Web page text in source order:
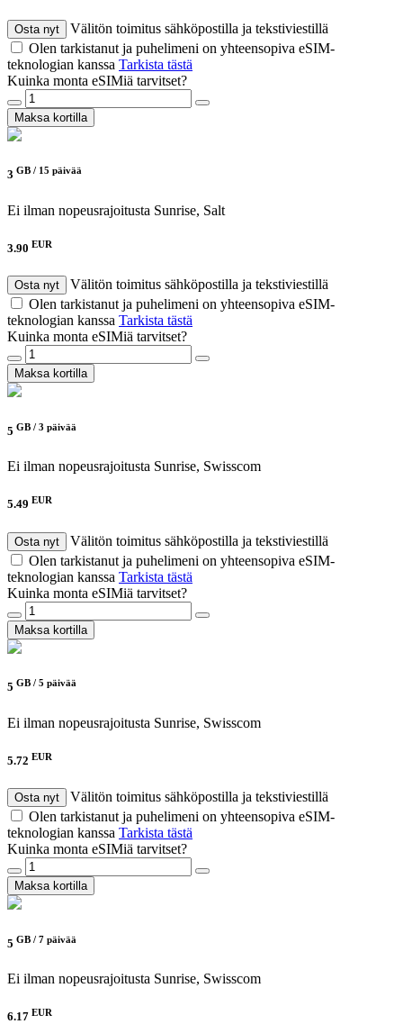
Osta nyt
Välitön toimitus sähköpostilla ja tekstiviestillä
Olen tarkistanut ja puhelimeni on yhteensopiva eSIM-
teknologian kanssa Tarkista tästä
Kuinka monta eSIMiä tarvitset?
Maksa kortilla
3 GB / 15 päivää
Ei ilman nopeusrajoitusta Sunrise, Salt
3.90 EUR
Osta nyt
Välitön toimitus sähköpostilla ja tekstiviestillä
Olen tarkistanut ja puhelimeni on yhteensopiva eSIM-
teknologian kanssa Tarkista tästä
Kuinka monta eSIMiä tarvitset?
Maksa kortilla
5 GB / 3 päivää
Ei ilman nopeusrajoitusta Sunrise, Swisscom
5.49 EUR
Osta nyt
Välitön toimitus sähköpostilla ja tekstiviestillä
Olen tarkistanut ja puhelimeni on yhteensopiva eSIM-
teknologian kanssa Tarkista tästä
Kuinka monta eSIMiä tarvitset?
Maksa kortilla
5 GB / 5 päivää
Ei ilman nopeusrajoitusta Sunrise, Swisscom
5.72 EUR
Osta nyt
Välitön toimitus sähköpostilla ja tekstiviestillä
Olen tarkistanut ja puhelimeni on yhteensopiva eSIM-
teknologian kanssa Tarkista tästä
Kuinka monta eSIMiä tarvitset?
Maksa kortilla
5 GB / 7 päivää
Ei ilman nopeusrajoitusta Sunrise, Swisscom
6.17 EUR